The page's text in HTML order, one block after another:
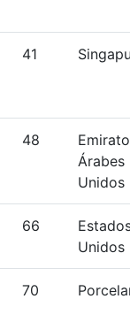
41
48
Árabes
Unidos
66
Unidos
70